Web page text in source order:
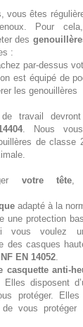
vous êtes
Pour
des
:
par-dessus
est équipé de
les genouillères
travail
. Nous
de classe
votre tête ,
adapté à la
une protection
vous voulez
des casques
NF EN 14052
casquette anti-
. Elles disposent
protéger. Elles
vous protéger